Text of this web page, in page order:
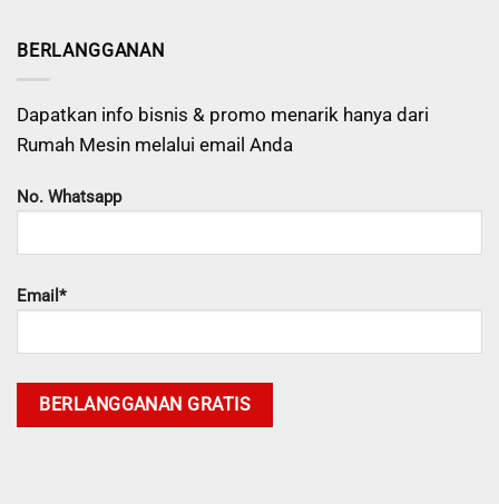
BERLANGGANAN
Dapatkan info bisnis & promo menarik hanya dari
Rumah Mesin melalui email Anda
No. Whatsapp
Email*